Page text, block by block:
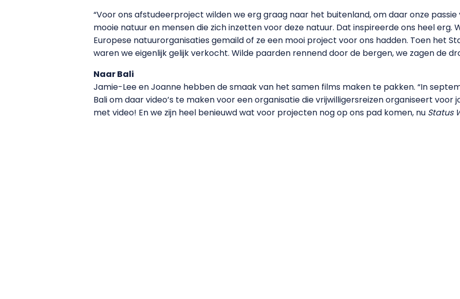
“Voor ons afstudeerproject wilden we erg graag naar het buitenland, om daar onze
mooie natuur en mensen die zich inzetten voor deze natuur. Dat inspireerde ons heel erg.
Europese natuurorganisaties gemaild of ze een mooi project voor ons hadden. Toen het
waren we eigenlijk gelijk verkocht. Wilde paarden rennend door de bergen, we zagen de
Naar Bali
Jamie-Lee en Joanne hebben de smaak van het samen films maken te pakken. “In
Bali om daar video’s te maken voor een organisatie die vrijwilligersreizen organiseert voor
met video! En we zijn heel benieuwd wat voor projecten nog op ons pad komen, nu Status